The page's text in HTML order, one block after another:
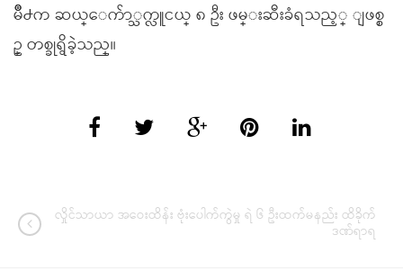
မိဳ႕က ဆယ္ေက်ာ္သက္လူငယ္ ၈ ဦး ဖမ္းဆီးခံရသည့္ ျဖစ္စ
ဥ္ တစ္ခုရွိခဲ့သည္။
လှိုင်သာယာ အဝေးထိန်း ဗုံးပေါက်ကွဲမှု ရဲ ၆ ဦးထက်မနည်း ထိခိုက်
ဒဏ်ရာရ